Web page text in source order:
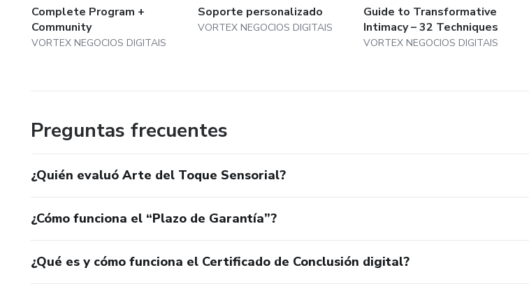
Complete Program +
Community
VORTEX NEGOCIOS DIGITAIS
Soporte personalizado
VORTEX NEGOCIOS DIGITAIS
Guide to Transformative
Intimacy – 32 Techniques
VORTEX NEGOCIOS DIGITAIS
Preguntas frecuentes
¿Quién evaluó Arte del Toque Sensorial?
¿Cómo funciona el “Plazo de Garantía”?
¿Qué es y cómo funciona el Certificado de Conclusión digital?